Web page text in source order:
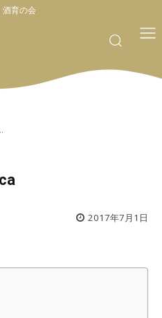
酒育の会
2017年7月1日